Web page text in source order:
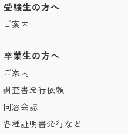
受験生の方へ
ご案内
卒業生の方へ
ご案内
調査書発行依頼
同窓会誌
各種証明書発行など